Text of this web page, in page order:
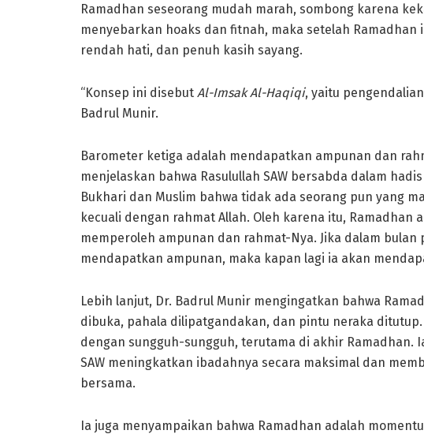
Ramadhan seseorang mudah marah, sombong karena
menyebarkan hoaks dan fitnah, maka setelah
rendah hati, dan penuh kasih sayang.
“Konsep ini disebut Al-Imsak Al-Haqiqi, yaitu
Badrul Munir.
Barometer ketiga adalah mendapatkan ampunan dan
menjelaskan bahwa Rasulullah SAW bersabda dalam
Bukhari dan Muslim bahwa tidak ada seorang pun yang
kecuali dengan rahmat Allah. Oleh karena itu, Ramadhan
memperoleh ampunan dan rahmat-Nya. Jika dalam
mendapatkan ampunan, maka kapan lagi ia akan
Lebih lanjut, Dr. Badrul Munir mengingatkan bahwa
dibuka, pahala dilipatgandakan, dan pintu neraka
dengan sungguh-sungguh, terutama di akhir Ramadhan.
SAW meningkatkan ibadahnya secara maksimal dan
bersama.
Ia juga menyampaikan bahwa Ramadhan adalah